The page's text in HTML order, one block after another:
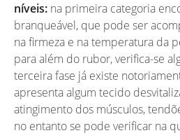
níveis: na primeira categoria
branqueável, que pode ser
na firmeza e na temperatura da
para além do rubor, verifica-se
terceira fase já existe
apresenta algum tecido
atingimento dos músculos,
no entanto se pode verificar na